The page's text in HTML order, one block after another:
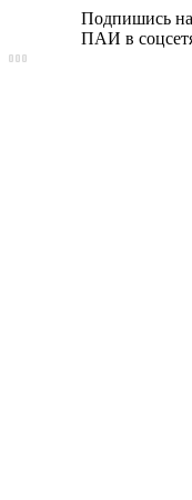
Подпишись
ПАИ в